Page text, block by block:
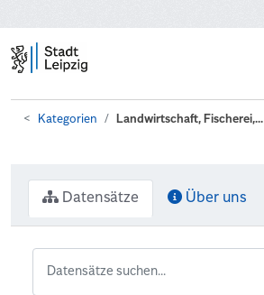
Kategorien Landwirtschaft, Fischerei,...
Datensätze Über uns